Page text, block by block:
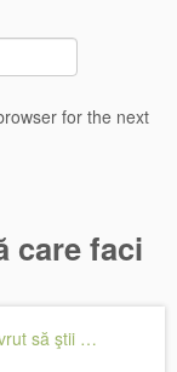
for the next
care faci
să ştii …